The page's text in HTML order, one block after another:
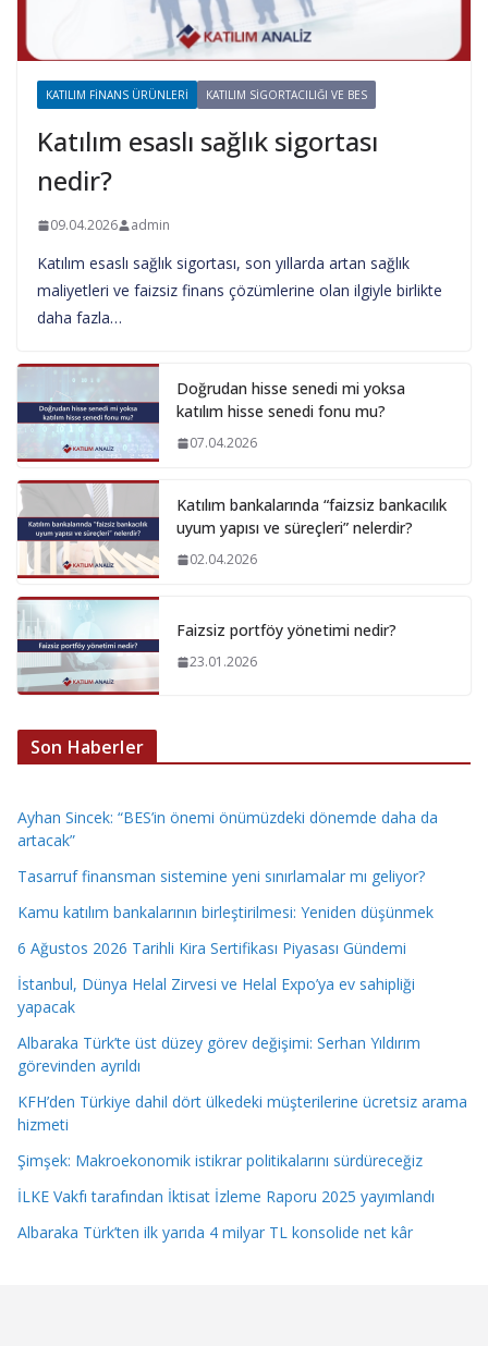
KATILIM FINANS ÜRÜNLERI KATILIM SIGORTACILIĞI VE BES
Katılım esaslı sağlık sigortası
nedir?
09.04.2026 admin
Katılım esaslı sağlık sigortası, son yıllarda artan sağlık
maliyetleri ve faizsiz finans çözümlerine olan ilgiyle birlikte
daha fazla…
Doğrudan hisse senedi mi yoksa
katılım hisse senedi fonu mu?
07.04.2026
Katılım bankalarında “faizsiz bankacılık
uyum yapısı ve süreçleri” nelerdir?
02.04.2026
Faizsiz portföy yönetimi nedir?
23.01.2026
Son Haberler
Ayhan Sincek: “BES’in önemi önümüzdeki dönemde daha da
artacak”
Tasarruf finansman sistemine yeni sınırlamalar mı geliyor?
Kamu katılım bankalarının birleştirilmesi: Yeniden düşünmek
6 Ağustos 2026 Tarihli Kira Sertifikası Piyasası Gündemi
İstanbul, Dünya Helal Zirvesi ve Helal Expo’ya ev sahipliği
yapacak
Albaraka Türk’te üst düzey görev değişimi: Serhan Yıldırım
görevinden ayrıldı
KFH’den Türkiye dahil dört ülkedeki müşterilerine ücretsiz arama
hizmeti
Şimşek: Makroekonomik istikrar politikalarını sürdüreceğiz
İLKE Vakfı tarafından İktisat İzleme Raporu 2025 yayımlandı
Albaraka Türk’ten ilk yarıda 4 milyar TL konsolide net kâr